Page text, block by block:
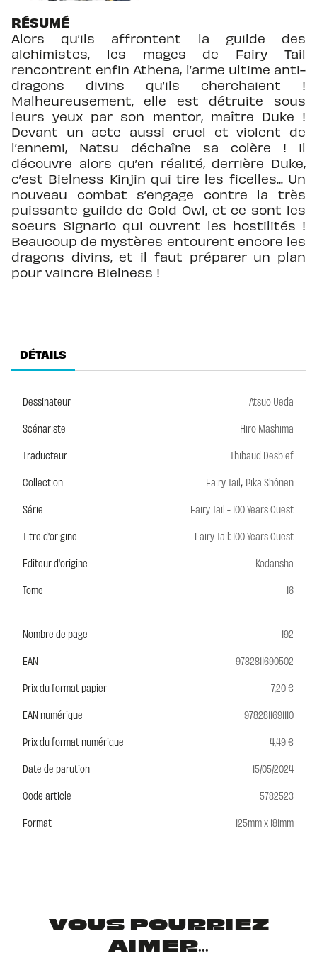
RÉSUMÉ
Alors qu’ils affrontent la guilde des
alchimistes, les mages de Fairy Tail
rencontrent enfin Athena, l’arme ultime anti-
dragons divins qu’ils cherchaient !
Malheureusement, elle est détruite sous
leurs yeux par son mentor, maître Duke !
Devant un acte aussi cruel et violent de
l’ennemi, Natsu déchaîne sa colère ! Il
découvre alors qu’en réalité, derrière Duke,
c’est Bielness Kinjin qui tire les ficelles... Un
nouveau combat s’engage contre la très
puissante guilde de Gold Owl, et ce sont les
soeurs Signario qui ouvrent les hostilités !
Beaucoup de mystères entourent encore les
dragons divins, et il faut préparer un plan
pour vaincre Bielness !
DÉTAILS
Dessinateur
Atsuo Ueda
Scénariste
Hiro Mashima
Traducteur
Thibaud Desbief
Collection
Fairy Tail, Pika Shônen
Série
Fairy Tail - 100 Years Quest
Titre d'origine
Fairy Tail: 100 Years Quest
Editeur d'origine
Kodansha
Tome
16
Nombre de page
192
EAN
9782811690502
Prix du format papier
7,20 €
EAN numérique
9782811691110
Prix du format numérique
4,49 €
Date de parution
15/05/2024
Code article
5782523
Format
125mm x 181mm
VOUS POURRIEZ
AIMER...